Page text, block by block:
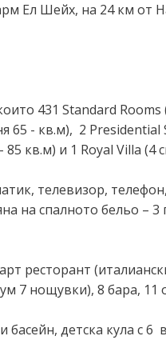
Ел Шейх, на 24 км от
431 Standard
65 - кв.м), 2
85 кв.м) и 1 Royal Villa
телевизор,
на спалното бельо –
ресторант
7 нощувки), 8 бара, 11
басейн, детска кула с